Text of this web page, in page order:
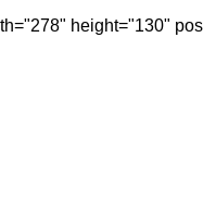
height="130"